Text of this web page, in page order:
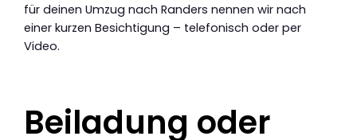
für deinen Umzug nach Randers nennen wir nach
einer kurzen Besichtigung – telefonisch oder per
Video.
Beiladung oder